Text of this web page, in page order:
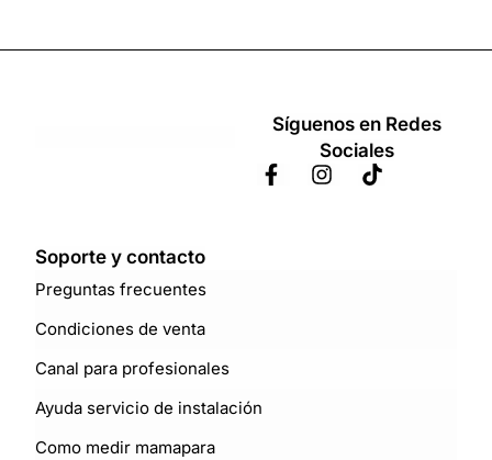
Síguenos en Redes
Sociales
Soporte y contacto
Preguntas frecuentes
Condiciones de venta
Canal para profesionales
Ayuda servicio de instalación
Como medir mamapara